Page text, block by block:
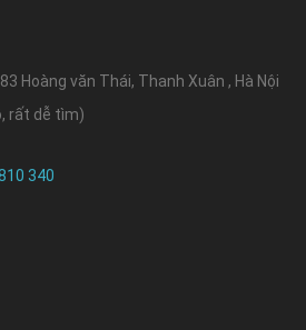
Hoàng văn Thái, Thanh Xuân , Hà Nội
rất dễ tìm)
340